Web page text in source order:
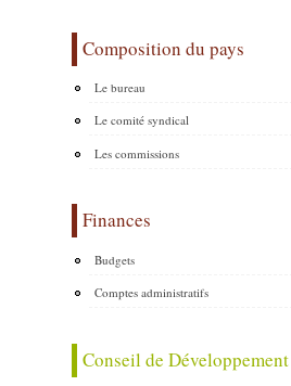
Composition du pays
Le bureau
Le comité syndical
Les commissions
Finances
Budgets
Comptes administratifs
Conseil de Développement